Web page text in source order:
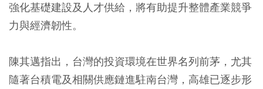
強化基礎建設及人才供給，將有助提升整體產業競爭
力與經濟韌性。
陳其邁指出，台灣的投資環境在世界名列前茅，尤其
隨著台積電及相關供應鏈進駐南台灣，高雄已逐步形